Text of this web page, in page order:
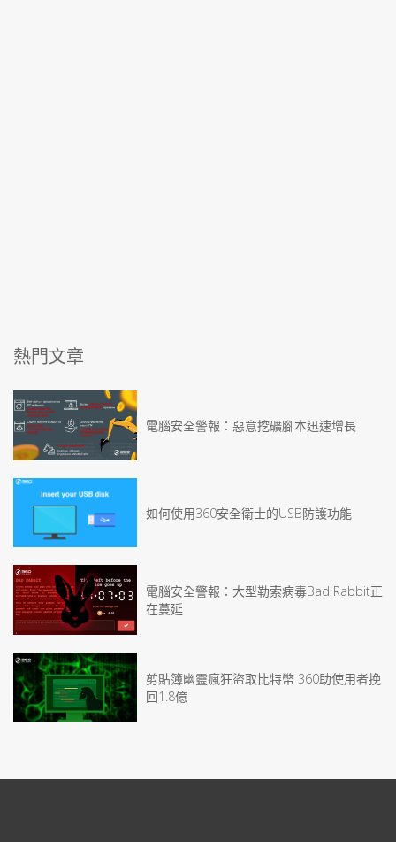
熱門文章
電腦安全警報：惡意挖礦腳本迅速增長
如何使用360安全衛士的USB防護功能
電腦安全警報：大型勒索病毒Bad Rabbit正
在蔓延
剪貼簿幽靈瘋狂盜取比特幣 360助使用者挽
回1.8億